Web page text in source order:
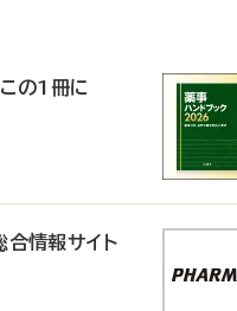
の1冊に
合情報サイト